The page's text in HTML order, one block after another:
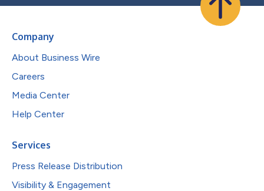
Company
About Business Wire
Careers
Media Center
Help Center
Services
Press Release Distribution
Visibility & Engagement